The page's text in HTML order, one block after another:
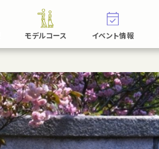
モデルコース イベント情報